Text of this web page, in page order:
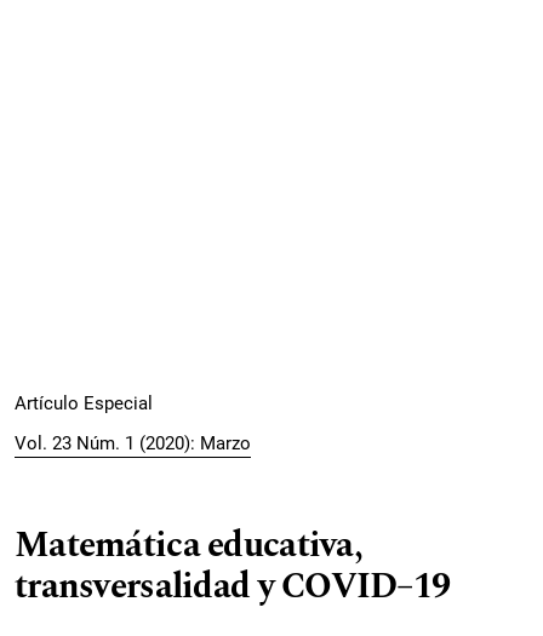
Artículo Especial
Vol. 23 Núm. 1 (2020): Marzo
Matemática educativa,
transversalidad y COVID–19